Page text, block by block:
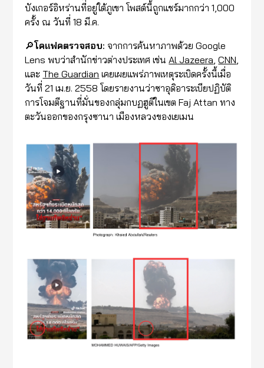
บังเกอร์อิหร่านที่อยู่ใต้ภูเขา โพสต์นี้ถูกแชร์มากกว่า 1,000
ครั้ง ณ วันที่ 18 มี.ค.
🔎โคแฟคตรวจสอบ: จากการค้นหาภาพด้วย Google
Lens พบว่าสำนักข่าวต่างประเทศ เช่น Al Jazeera ,CNN
และ The Guardian เคยเผยแพร่ภาพเหตุระเบิดครั้งนี้เมื่อ
วันที่ 21 เม.ย. 2558 โดยรายงานว่าซาอุดิอาระเบียปฏิบัติ
การโจมตีฐานที่มั่นของกลุ่มกบฏฮูตีในเขต Faj Attan ทาง
ตะวันออกของกรุงซานา เมืองหลวงของเยเมน